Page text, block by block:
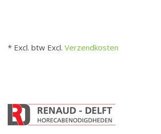
* Excl. btw Excl. Verzendkosten